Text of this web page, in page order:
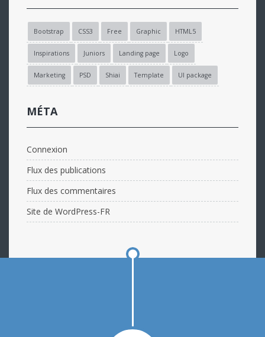
Bootstrap CSS3 Free Graphic HTML5
Inspirations Juniors Landing page Logo
Marketing PSD Shiai Template UI package
MÉTA
Connexion
Flux des publications
Flux des commentaires
Site de WordPress-FR